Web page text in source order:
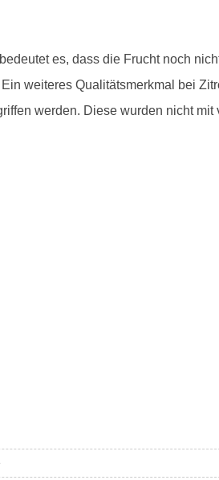
es, dass die Frucht noch
weiteres Qualitätsmerkmal bei
werden. Diese wurden nicht mit